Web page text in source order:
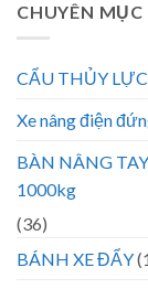
CHUYÊN MỤC
CẨU THỦY
Xe nâng điện
BÀN NÂNG
1000kg
(36)
BÁNH XE ĐẨY